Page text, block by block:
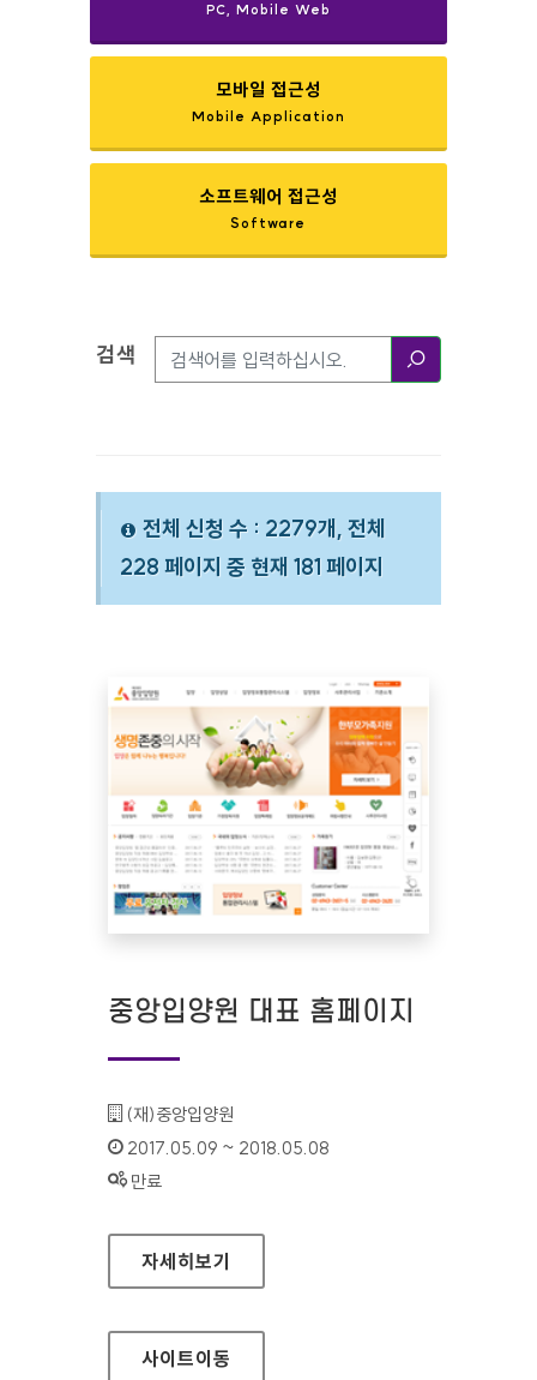
PC, Mobile Web
모바일 접근성
Mobile Application
소프트웨어 접근성
Software
검색옵션
검색
전체 신청 수 : 2279개, 전체
228 페이지 중 현재 181 페이지
중앙입양원 대표 홈페이지
기관명 :
(재)중앙입양원
인증기간 :
2017.05.09 ~ 2018.05.08
상태 :
만료
중앙입양원 대표 홈페이지
자세히보기
사이트이동